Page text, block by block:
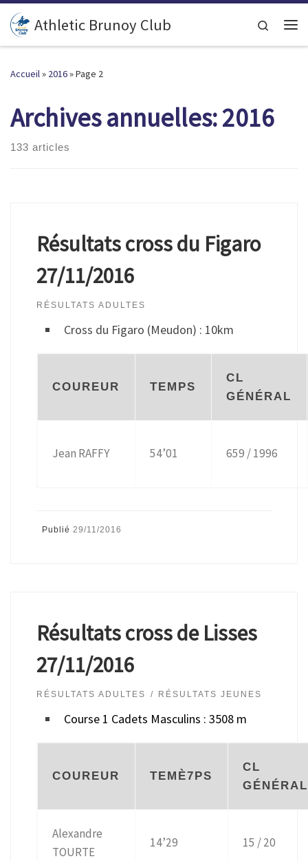
Passer au contenu
Athletic Brunoy Club Search
Accueil» 2016»Page 2
Archives annuelles:2016
133 articles
Résultats cross du Figaro
27/11/2016
RÉSULTATS ADULTES
Cross du Figaro (Meudon) : 10km
COUREUR TEMPS
CL
GÉNÉRAL
Jean RAFFY 54’01 659 / 1996
Publié 29/11/2016
Résultats cross de Lisses
27/11/2016
RÉSULTATS ADULTES RÉSULTATS JEUNES
Course 1 Cadets Masculins : 3508 m
COUREUR TEMÈ7PS
CL
GÉNÉRAL
Alexandre
TOURTE
14’29 15 / 20